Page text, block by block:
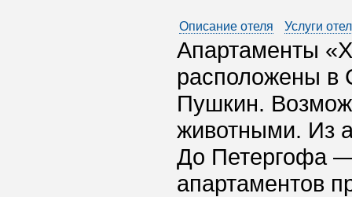
Описание отеля Услуги
Апартаменты
расположены в
Пушкин.
животными. Из
До Петергофа
апартаментов